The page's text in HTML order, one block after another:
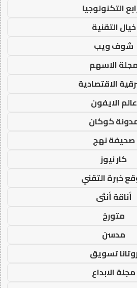
التكنولوجيا
خيال التقنية
شوف ويب
مجلة الاسهم
الاقتصادية
عالم الايفون
كوكان
صحيفة نهج
كار نيوز
خبرة التقني
أناقة أنثى
متورخ
مدسن
تسويق
مجلة الابداع